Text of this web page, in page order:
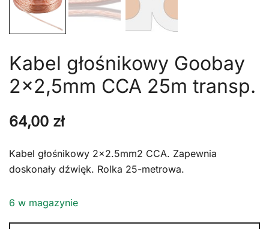
Kabel głośnikowy Goobay
2×2,5mm CCA 25m transp.
64,00 zł
Kabel głośnikowy 2×2.5mm2 CCA. Zapewnia
doskonały dźwięk. Rolka 25-metrowa.
6 w magazynie